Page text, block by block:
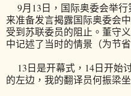
9月13日，国际奥委会举行
来准备发言揭露国际奥委会
受到苏联委员的阻止。董守
中记述了当时的情景（为节
13日是开幕式，14日开始
的左边，我的翻译员何振梁